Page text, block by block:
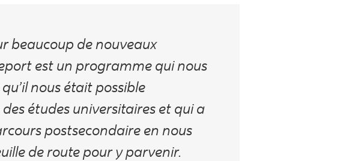
beaucoup de nouveaux
est un programme qui nous
nous était possible
études universitaires et qui a
postsecondaire en nous
de route pour y parvenir.